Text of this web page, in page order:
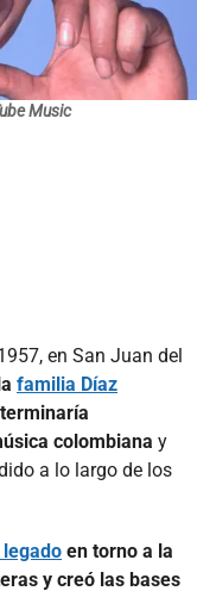
Music
en San Juan del
familia Díaz
colombiana y
a lo largo de los
legado en torno a la
y creó las bases